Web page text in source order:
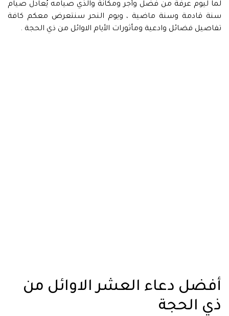
لما ليوم عرفة من فضل وأجر ومكانة والذي صيامه يُعادل صيام
سنة قادمة وسنة ماضية ، ويوم النحر سنتعرض معكم كافة
تفاصيل فضائل وادعية ومأثورات الأيام الاوائل من ذي الحجة .
أفضل دعاء العشر الاوائل من
ذي الحجة